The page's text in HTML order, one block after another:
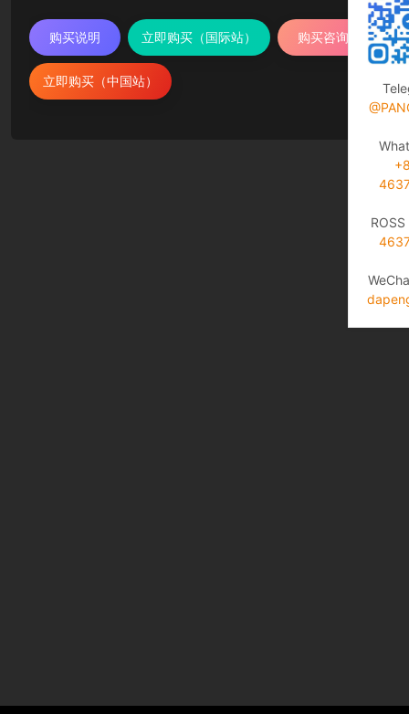
购买说明 立即购买（国际站） 购买咨询
立即购买（中国站）